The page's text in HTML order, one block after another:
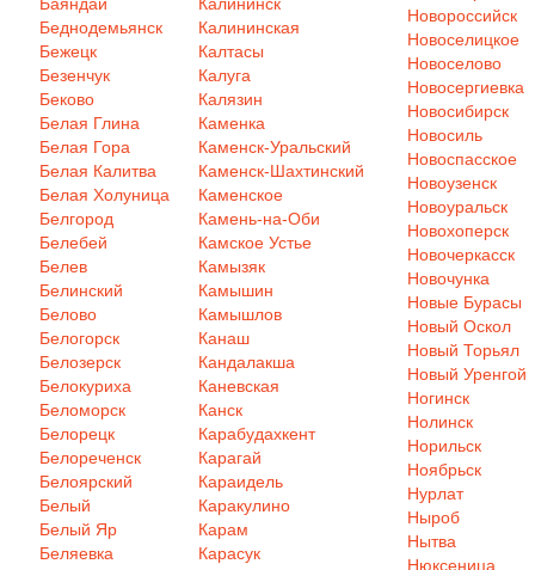
Беднодемьянск
Бежецк
Безенчук
Беково
Белая Глина
Белая Гора
Белая Калитва
Белая Холуница
Белгород
Белебей
Белев
Белинский
Белово
Белогорск
Белозерск
Белокуриха
Беломорск
Белорецк
Белореченск
Белоярский
Белый
Белый Яр
Беляевка
Калининская
Калтасы
Калуга
Калязин
Каменка
Каменск-Уральский
Каменск-Шахтинский
Каменское
Камень-на-Оби
Камское Устье
Камызяк
Камышин
Камышлов
Канаш
Кандалакша
Каневская
Канск
Карабудахкент
Карагай
Караидель
Каракулино
Карам
Карасук
Новороссийск
Новоселицкое
Новоселово
Новосергиевка
Новосибирск
Новосиль
Новоспасское
Новоузенск
Новоуральск
Новохоперск
Новочеркасск
Новочунка
Новые Бурасы
Новый Оскол
Новый Торьял
Новый Уренгой
Ногинск
Нолинск
Норильск
Ноябрьск
Нурлат
Ныроб
Нытва
Нюксеница